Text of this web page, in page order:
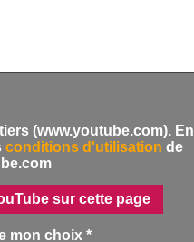
(www.youtube.com). En
conditions d'utilisation de
sur cette page
mon choix *